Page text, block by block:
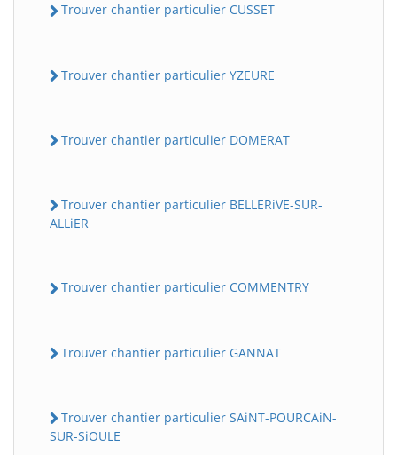
Trouver chantier particulier CUSSET
Trouver chantier particulier YZEURE
Trouver chantier particulier DOMERAT
Trouver chantier particulier BELLERiVE-SUR-
ALLiER
Trouver chantier particulier COMMENTRY
Trouver chantier particulier GANNAT
Trouver chantier particulier SAiNT-POURCAiN-
SUR-SiOULE